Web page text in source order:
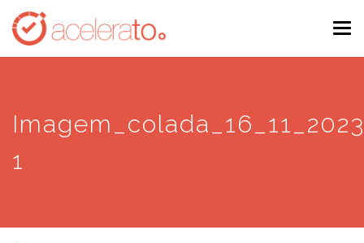
Skip
main
1